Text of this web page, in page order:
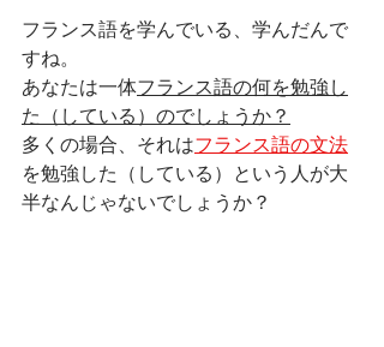
フランス語を学んでいる、学んだんで
すね。
あなたは一体フランス語の何を勉強し
た（している）のでしょうか？
多くの場合、それはフランス語の文法
を勉強した（している）という人が大
半なんじゃないでしょうか？